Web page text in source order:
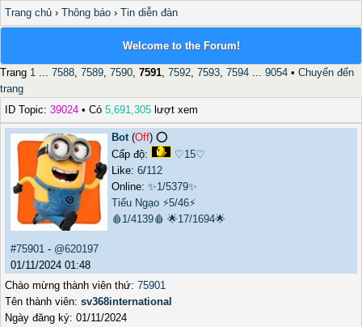
Trang chủ › Thông báo › Tin diễn đàn
Welcome to the Forum!
Trang 1 ... 7588, 7589, 7590, 7591, 7592, 7593, 7594 ... 9054 • Chuyển đến
trang
ID Topic: 39024 • Có 5,691,305 lượt xem
Bot(Off) ⭕️
Cấp độ:
♡15♡
Like: 6/112
Online: ✨1/5379✨
Tiếu Ngạo ⚡5/46⚡
🩸1/4139🩸 🌟17/1694🌟
#75901 - @620197
01/11/2024 01:48
Chào mừng thành viên thứ: 75901
Tên thành viên: sv368international
Ngày đăng ký: 01/11/2024